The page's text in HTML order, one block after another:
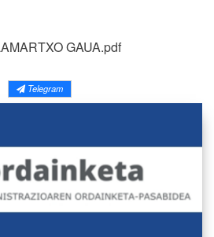
GAUA.pdf
Telegram